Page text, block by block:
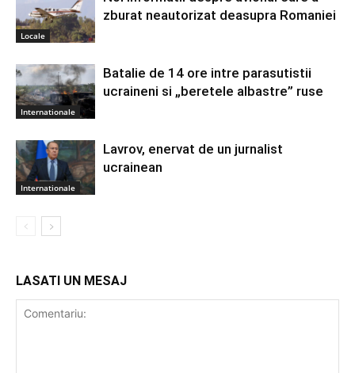
Locale
zburat neautorizat deasupra Romaniei
Internationale
Batalie de 14 ore intre parasutistii
ucraineni si „beretele albastre” ruse
Internationale
Lavrov, enervat de un jurnalist
ucrainean
LASATI UN MESAJ